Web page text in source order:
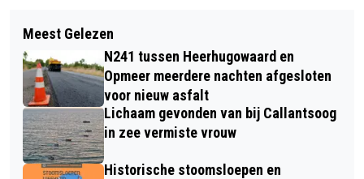
Meest Gelezen
N241 tussen Heerhugowaard en
Opmeer meerdere nachten afgesloten
voor nieuw asfalt
Lichaam gevonden van bij Callantsoog
in zee vermiste vrouw
Historische stoomsloepen en